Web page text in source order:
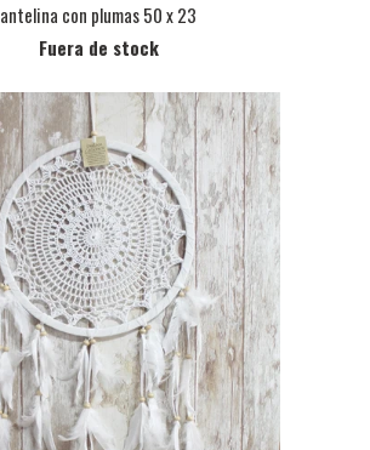
antelina con plumas 50 x 23
Fuera de stock